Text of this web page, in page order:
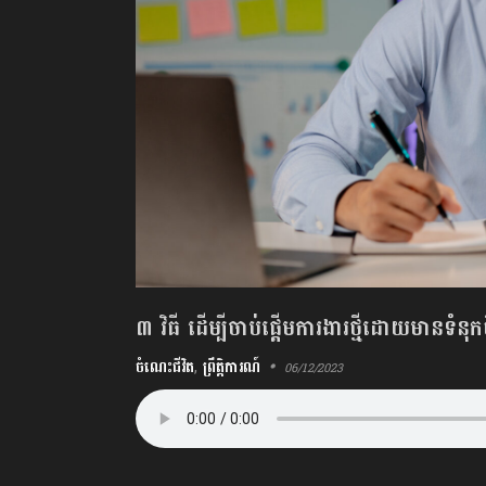
៣ វិធី ដើម្បីចាប់ផ្ដើមការងារថ្មីដោយមានទំនុក
ចំណេះជីវិត,ព្រឹត្តិការណ៍ 06/12/2023